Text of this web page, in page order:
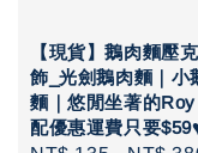
【現貨】鵝肉麵壓
飾_光劍鵝肉麵｜小
麵｜悠閒坐著的
配優惠運費只要